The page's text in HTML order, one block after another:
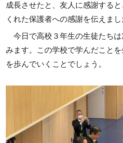
成長させたと、友人に感謝する
くれた保護者への感謝を伝えまし
今日で高校３年生の生徒たちは
みます。この学校で学んだこと
を歩んでいくことでしょう。